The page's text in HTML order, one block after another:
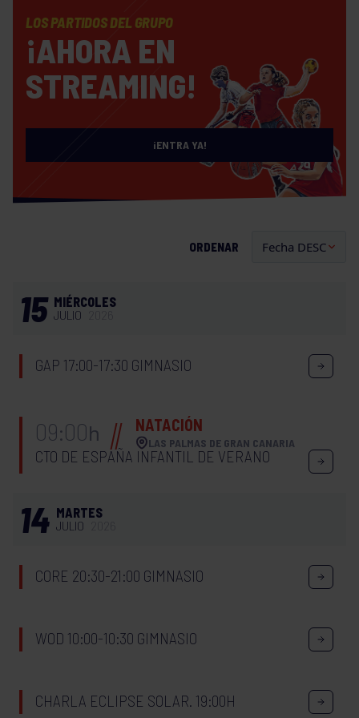
LOS PARTIDOS DEL GRUPO
¡AHORA EN
STREAMING!
¡ENTRA YA!
ORDENAR
15 MIÉRCOLES
JULIO
GAP 17:00-17:30 GIMNASIO
09:00h NATACIÓN
LAS PALMAS DE GRAN CANARIA
CTO DE ESPAÑA INFANTIL DE VERANO
14 MARTES
JULIO
CORE 20:30-21:00 GIMNASIO
WOD 10:00-10:30 GIMNASIO
CHARLA ECLIPSE SOLAR. 19:00H